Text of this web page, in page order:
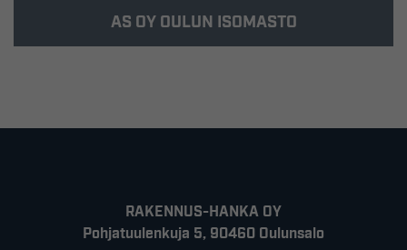
AS OY OULUN ISOMASTO
RAKENNUS-HANKA OY
Pohjatuulenkuja 5, 90460 Oulunsalo